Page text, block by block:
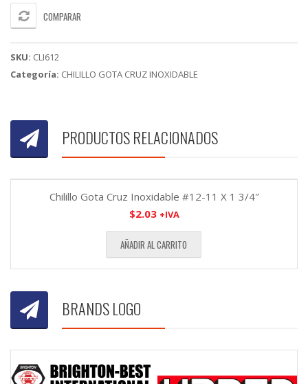
X
1/2"
COMPARAR
SKU: CLI612
Categoría: CHILILLO GOTA CRUZ INOXIDABLE
PRODUCTOS RELACIONADOS
Chilillo Gota Cruz Inoxidable #12-11 X 1 3/4″
$2.03 +IVA
AÑADIR AL CARRITO
BRANDS LOGO